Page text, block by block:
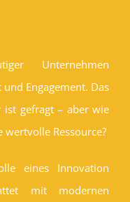
Unternehmen
Engagement. Das
ist gefragt – aber wie
Ressource?
eines Innovation
mit modernen